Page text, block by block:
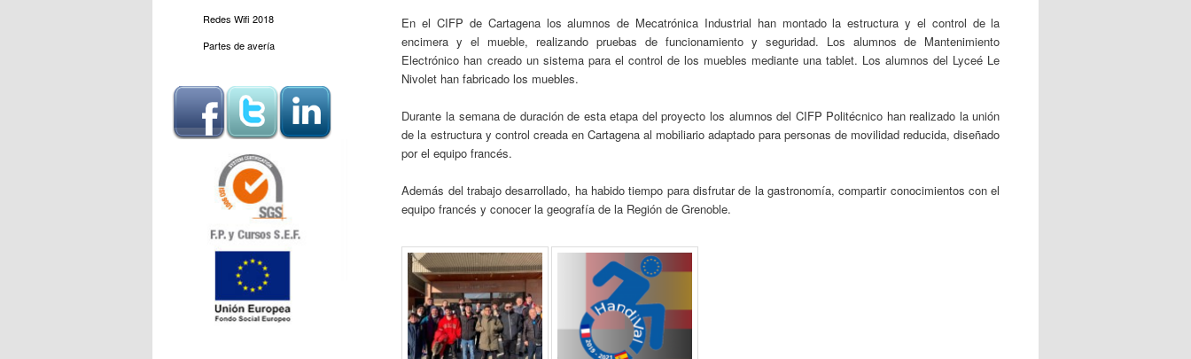
En el CIFP de Cartagena los alumnos de Mecatrónica Industrial han montado la estructura y el control de la
encimera y el mueble, realizando pruebas de funcionamiento y seguridad. Los alumnos de Mantenimiento
Electrónico han creado un sistema para el control de los muebles mediante una tablet. Los alumnos del Lyceé Le
Nivolet han fabricado los muebles.
Durante la semana de duración de esta etapa del proyecto los alumnos del CIFP Politécnico han realizado la unión
de la estructura y control creada en Cartagena al mobiliario adaptado para personas de movilidad reducida, diseñado
por el equipo francés.
Además del trabajo desarrollado, ha habido tiempo para disfrutar de la gastronomía, compartir conocimientos con el
equipo francés y conocer la geografía de la Región de Grenoble.
Redes Wifi 2018
Partes de avería